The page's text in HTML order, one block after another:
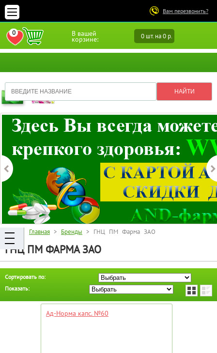
Вам перезвонить?
В вашей
корзине: 0 шт. на 0 р.
0
ПЕРЕЙТИ В ИЗБРАННОЕ
Главная > Бренды > ГНЦ ПМ Фарма ЗАО
ГНЦ ПМ ФАРМА ЗАО
Сортировать по:
Показать:
Ад-Норма капс. №60